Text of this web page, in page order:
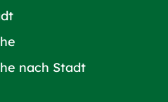
nach Stadt